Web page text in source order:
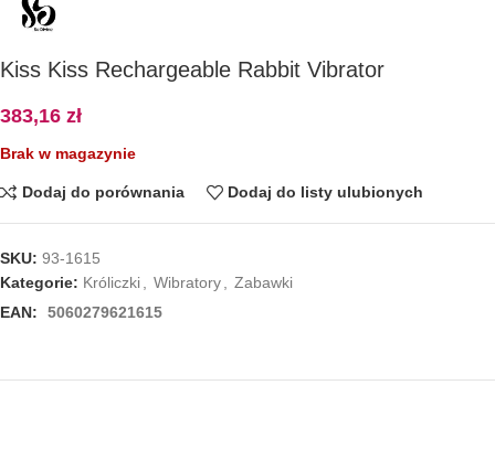
Kiss Kiss Rechargeable Rabbit Vibrator
383,16 zł
Brak w magazynie
Dodaj do porównania Dodaj do listy ulubionych
SKU: 93-1615
Kategorie: Króliczki Wibratory
Zabawki
EAN:
5060279621615